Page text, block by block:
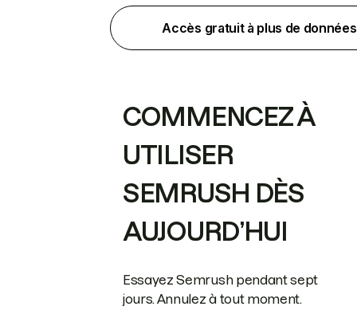
Accès gratuit à plus de données
COMMENCEZ À
UTILISER
SEMRUSH DÈS
AUJOURD’HUI
Essayez Semrush pendant sept
jours. Annulez à tout moment.